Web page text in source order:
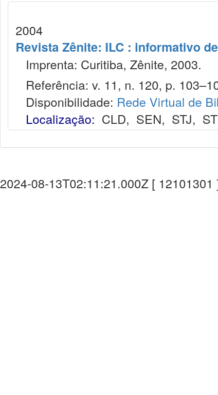
2004
Revista Zênite: ILC : informativo
Imprenta: Curitiba, Zênite, 2003.
Referência: v. 11, n. 120, p.
Disponibilidade: Rede Virtual de
Localização: CLD, SEN, STJ,
2024-08-13T02:11:21.000Z [ 12101301